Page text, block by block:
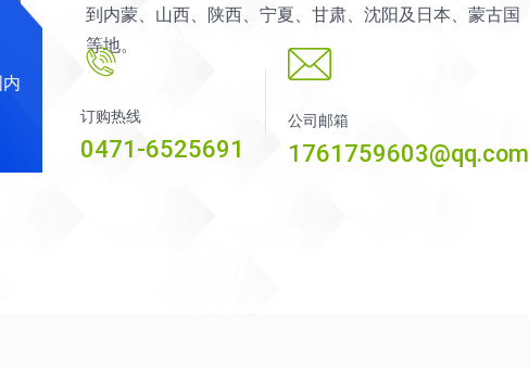
到内蒙、山西、陕西、宁夏、甘肃、沈阳及日本、蒙古国
等地。
订购热线
0471-6525691
公司邮箱
1761759603@qq.com